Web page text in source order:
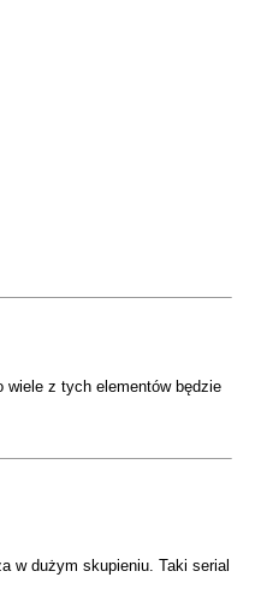
wiele z tych elementów będzie
w dużym skupieniu. Taki serial